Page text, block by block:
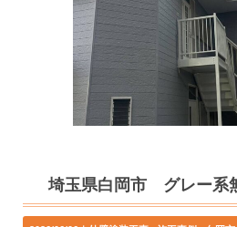
埼玉県白岡市 グレー系